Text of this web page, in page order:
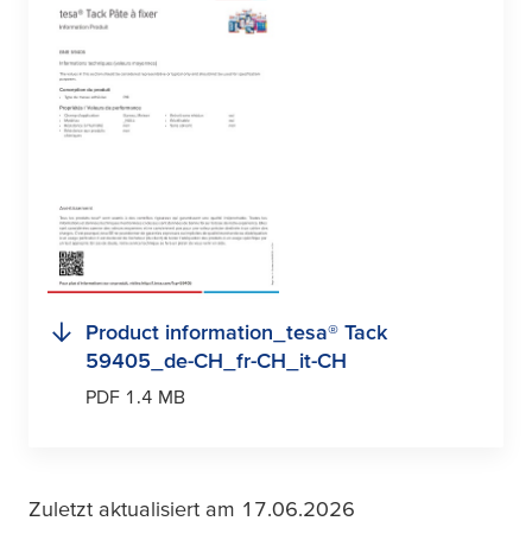
Product information_ tesa® Tack
59405_de-CH_fr-CH_it-CH
PDF 1.4 MB
Zuletzt aktualisiert am 17.06.2026